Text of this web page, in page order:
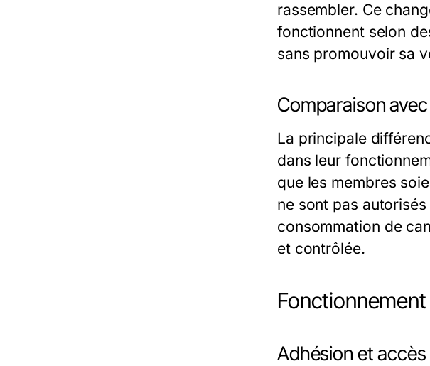
rassembler. Ce
fonctionnent selon
sans promouvoir sa
Comparaison
La principale
dans leur
que les membres
ne sont pas
consommation de
et contrôlée.
Adhésion et